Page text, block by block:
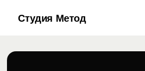
Студия Метод